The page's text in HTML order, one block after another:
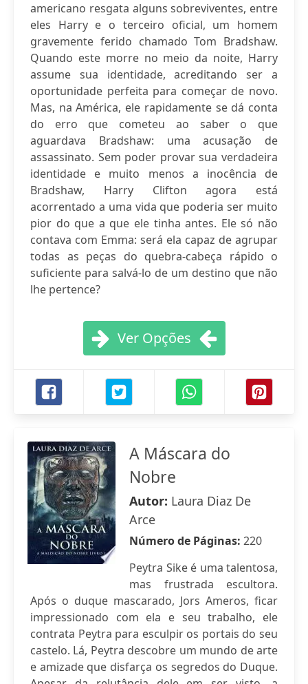
americano resgata alguns sobreviventes, entre
eles Harry e o terceiro oficial, um homem
gravemente ferido chamado Tom Bradshaw.
Quando este morre no meio da noite, Harry
assume sua identidade, acreditando ser a
oportunidade perfeita para começar de novo.
Mas, na América, ele rapidamente se dá conta
do erro que cometeu ao saber o que
aguardava Bradshaw: uma acusação de
assassinato. Sem poder provar sua verdadeira
identidade e muito menos a inocência de
Bradshaw, Harry Clifton agora está
acorrentado a uma vida que poderia ser muito
pior do que a que ele tinha antes. Ele só não
contava com Emma: será ela capaz de agrupar
todas as peças do quebra-cabeça rápido o
suficiente para salvá-lo de um destino que não
lhe pertence?
Ver Opções
A Máscara do
Nobre
Autor: Laura Diaz De
Arce
Número de Páginas: 220
Peytra Sike é uma talentosa,
mas frustrada escultora.
Após o duque mascarado, Jors Ameros, ficar
impressionado com ela e seu trabalho, ele
contrata Peytra para esculpir os portais do seu
castelo. Lá, Peytra descobre um mundo de arte
e amizade que disfarça os segredos do Duque.